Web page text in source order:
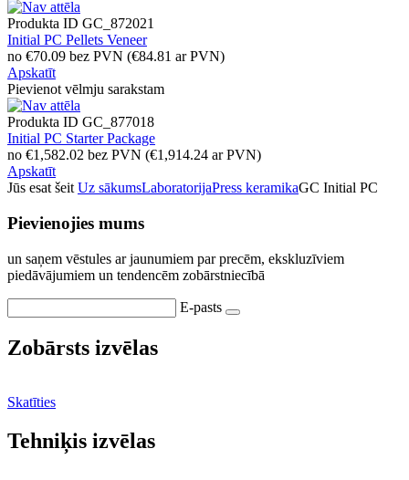
Produkta ID GC_872021
Initial PC Pellets Veneer
no €70.09 bez PVN (€84.81 ar PVN)
Apskatīt
Pievienot vēlmju sarakstam
Produkta ID GC_877018
Initial PC Starter Package
no €1,582.02 bez PVN (€1,914.24 ar PVN)
Apskatīt
Jūs esat šeit Uz sākumsLaboratorijaPress keramikaGC Initial PC
Pievienojies mums
un saņem vēstules ar jaunumiem par precēm, ekskluzīviem
piedāvājumiem un tendencēm zobārstniecībā
E-pasts
Zobārsts izvēlas
Skatīties
Tehniķis izvēlas